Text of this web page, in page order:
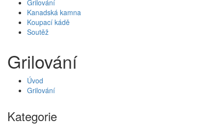
Grilování
Kanadská kamna
Koupací kádě
Soutěž
Grilování
Úvod
Grilování
Kategorie